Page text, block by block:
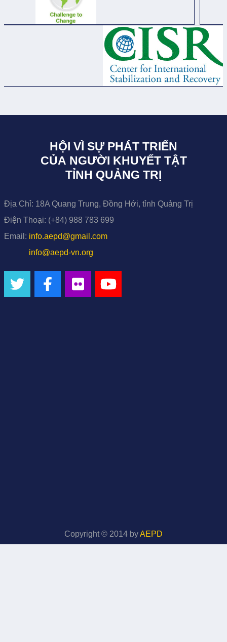
HỘI VÌ SỰ PHÁT TRIỂN
CỦA NGƯỜI KHUYẾT TẬT
TỈNH QUẢNG TRỊ
Địa Chỉ: 18A Quang Trung, Đồng Hới, tỉnh Quảng Trị
Điện Thoại: (+84) 988 783 699
Email: info.aepd@gmail.com
info@aepd-vn.org
Copyright © 2014 byAEPD